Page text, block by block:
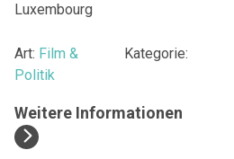
Luxembourg
Art: Film &
Politik
Kategorie:
Weitere Informationen